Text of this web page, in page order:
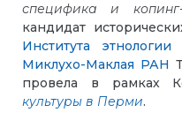
специфика и
кандидат
Института
Миклухо-Маклая РАН
провела в рамках
культуры в Перми.